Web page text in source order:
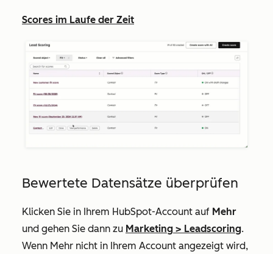
Scores im Laufe der Zeit
Bewertete Datensätze überprüfen
Klicken Sie in Ihrem HubSpot-Account auf Mehr
und gehen Sie dann zu Marketing > Leadscoring.
Wenn Mehr nicht in Ihrem Account angezeigt wird,